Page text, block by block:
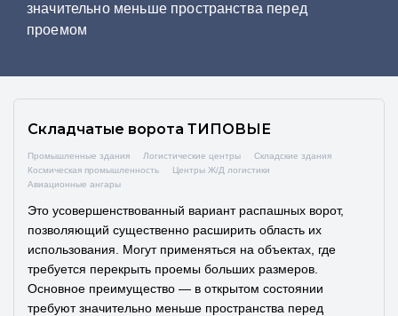
значительно меньше пространства перед
проемом
Складчатые ворота ТИПОВЫЕ
Промышленные здания Логистические центры
Складские здания
Космическая промышленность
Центры Ж/Д логистики
Авиационные ангары
Это усовершенствованный вариант распашных ворот,
позволяющий существенно расширить область их
использования. Могут применяться на объектах, где
требуется перекрыть проемы больших размеров.
Основное преимущество — в открытом состоянии
требуют значительно меньше пространства перед